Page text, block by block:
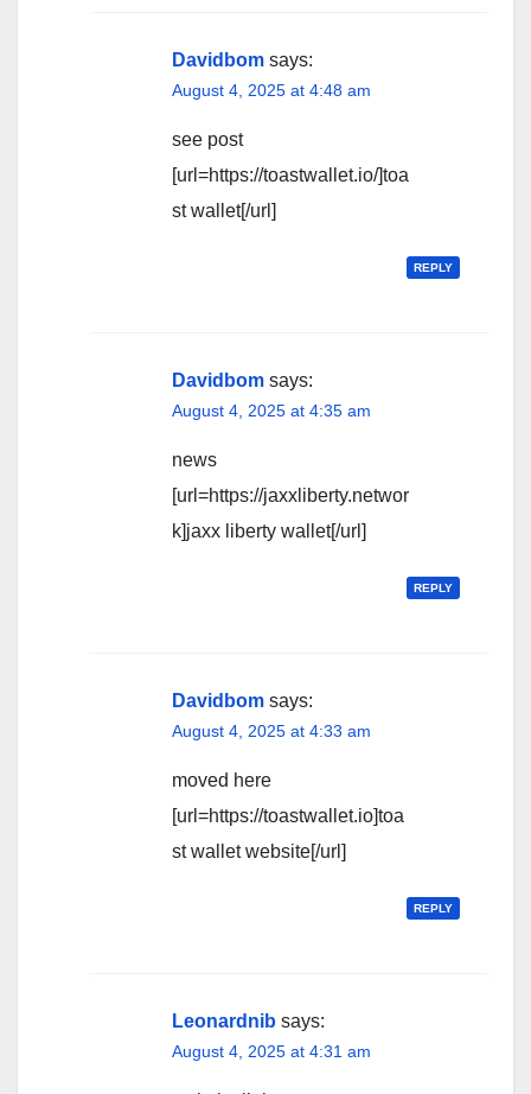
Davidbom says:
August 4, 2025 at 4:48 am
see post
[url=https://toastwallet.io/]toa
st wallet[/url]
REPLY
Davidbom says:
August 4, 2025 at 4:35 am
news
[url=https://jaxxliberty.networ
k]jaxx liberty wallet[/url]
REPLY
Davidbom says:
August 4, 2025 at 4:33 am
moved here
[url=https://toastwallet.io]toa
st wallet website[/url]
REPLY
Leonardnib says:
August 4, 2025 at 4:31 am